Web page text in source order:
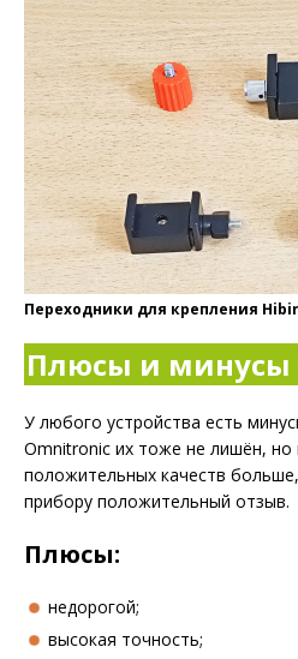
Переходники для крепления
Плюсы и минусы
У любого устройства есть
Omnitronic их тоже не лишён, но
положительных качеств
прибору положительный отзыв.
Плюсы:
недорогой;
высокая точность;